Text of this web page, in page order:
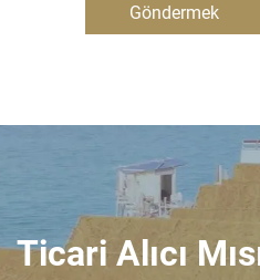
Göndermek
Ticari Alıcı